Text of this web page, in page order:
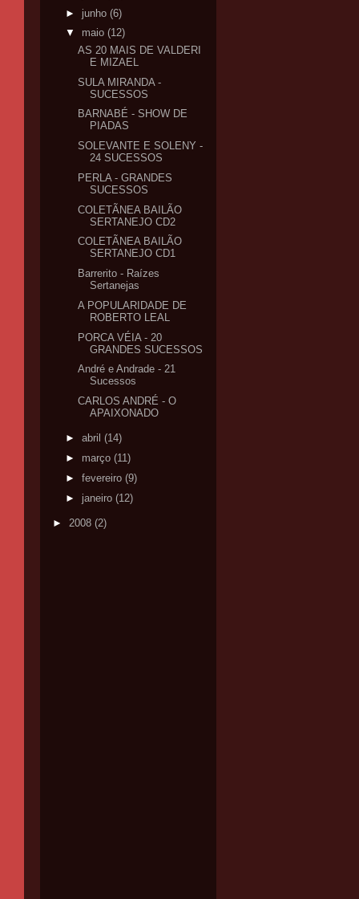
► junho (6)
▼ maio (12)
AS 20 MAIS DE VALDERI
E MIZAEL
SULA MIRANDA -
SUCESSOS
BARNABÉ - SHOW DE
PIADAS
SOLEVANTE E SOLENY -
24 SUCESSOS
PERLA - GRANDES
SUCESSOS
COLETÃNEA BAILÃO
SERTANEJO CD2
COLETÃNEA BAILÃO
SERTANEJO CD1
Barrerito - Raízes
Sertanejas
A POPULARIDADE DE
ROBERTO LEAL
PORCA VÉIA - 20
GRANDES SUCESSOS
André e Andrade - 21
Sucessos
CARLOS ANDRÉ - O
APAIXONADO
► abril (14)
► março (11)
► fevereiro (9)
► janeiro (12)
► 2008 (2)